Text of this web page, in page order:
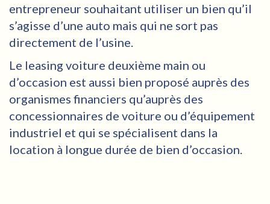
entrepreneur souhaitant utiliser un bien qu’il
s’agisse d’une auto mais qui ne sort pas
directement de l’usine.
Le leasing voiture deuxième main ou
d’occasion est aussi bien proposé auprès des
organismes financiers qu’auprès des
concessionnaires de voiture ou d’équipement
industriel et qui se spécialisent dans la
location à longue durée de bien d’occasion.